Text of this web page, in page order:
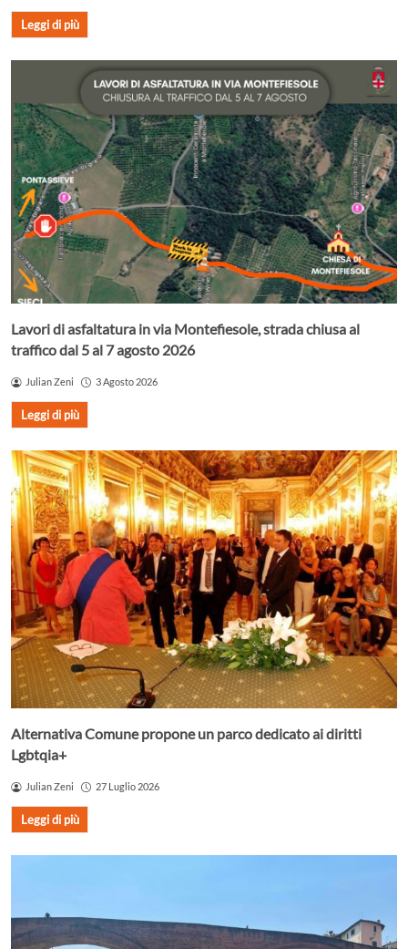
Leggi di più
Lavori di asfaltatura in via Montefiesole, strada chiusa al
traffico dal 5 al 7 agosto 2026
Julian Zeni 3 Agosto 2026
Leggi di più
Alternativa Comune propone un parco dedicato ai diritti
Lgbtqia+
Julian Zeni 27 Luglio 2026
Leggi di più